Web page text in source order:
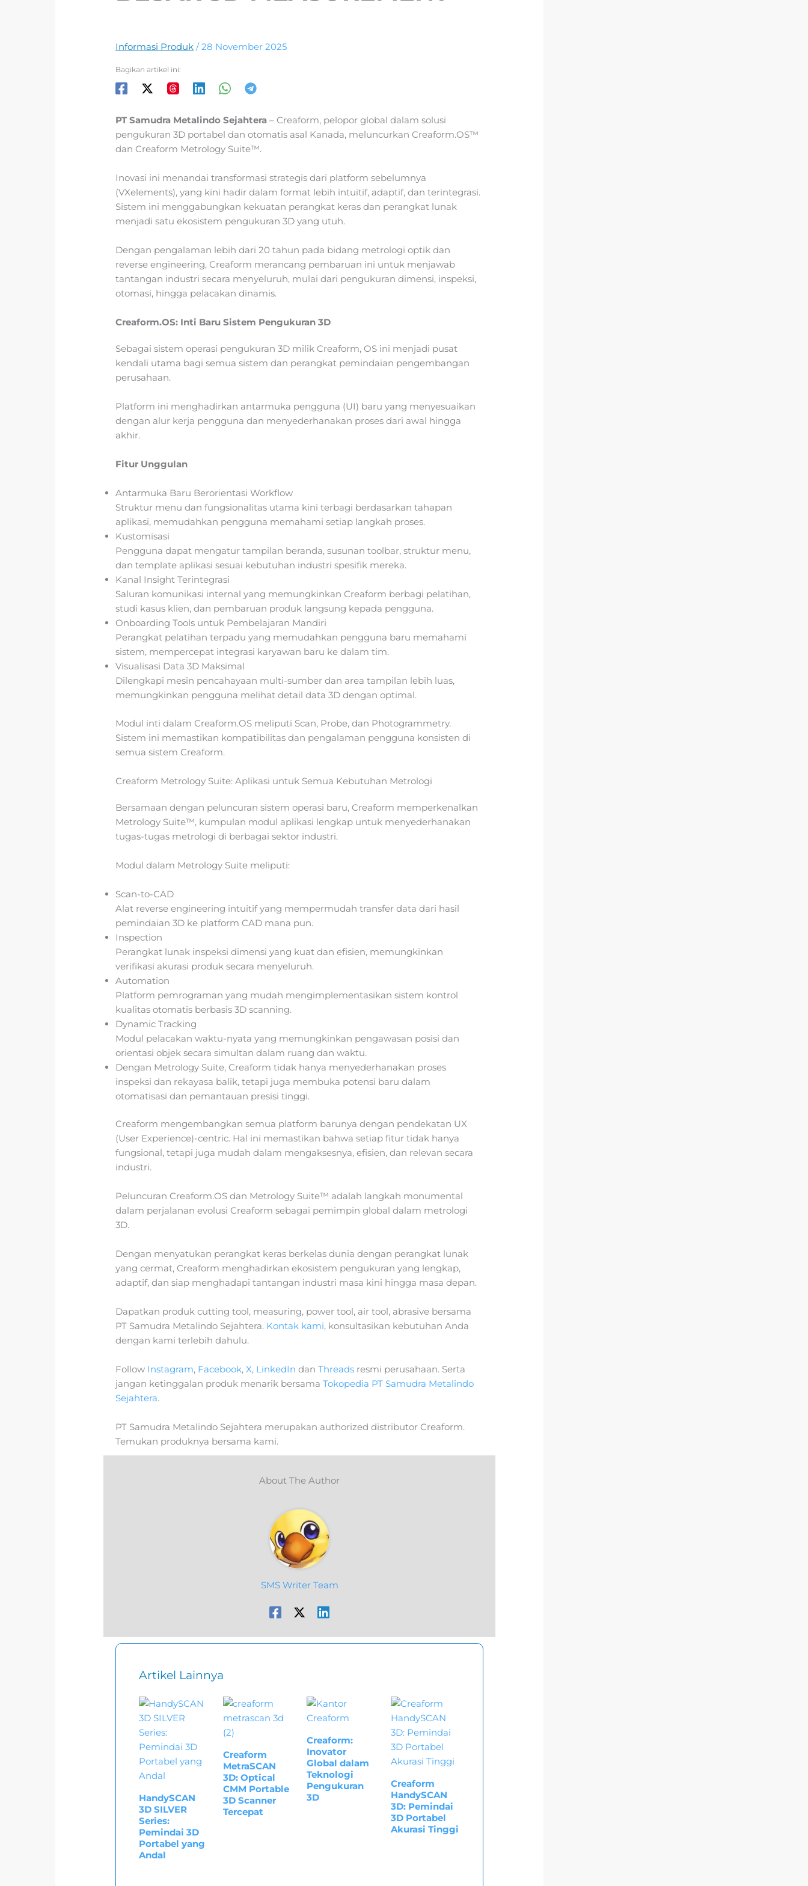
Informasi Produk /28 November 2025
Bagikan artikel ini:
PT Samudra Metalindo Sejahtera – Creaform, pelopor global dalam solusi
pengukuran 3D portabel dan otomatis asal Kanada, meluncurkan Creaform.OS™
dan Creaform Metrology Suite™.
Inovasi ini menandai transformasi strategis dari platform sebelumnya
(VXelements), yang kini hadir dalam format lebih intuitif, adaptif, dan terintegrasi.
Sistem ini menggabungkan kekuatan perangkat keras dan perangkat lunak
menjadi satu ekosistem pengukuran 3D yang utuh.
Dengan pengalaman lebih dari 20 tahun pada bidang metrologi optik dan
reverse engineering, Creaform merancang pembaruan ini untuk menjawab
tantangan industri secara menyeluruh, mulai dari pengukuran dimensi, inspeksi,
otomasi, hingga pelacakan dinamis.
Creaform.OS: Inti Baru Sistem Pengukuran 3D
Sebagai sistem operasi pengukuran 3D milik Creaform, OS ini menjadi pusat
kendali utama bagi semua sistem dan perangkat pemindaian pengembangan
perusahaan.
Platform ini menghadirkan antarmuka pengguna (UI) baru yang menyesuaikan
dengan alur kerja pengguna dan menyederhanakan proses dari awal hingga
akhir.
Fitur Unggulan
Antarmuka Baru Berorientasi Workflow
Struktur menu dan fungsionalitas utama kini terbagi berdasarkan tahapan
aplikasi, memudahkan pengguna memahami setiap langkah proses.
Kustomisasi
Pengguna dapat mengatur tampilan beranda, susunan toolbar, struktur menu,
dan template aplikasi sesuai kebutuhan industri spesifik mereka.
Kanal Insight Terintegrasi
Saluran komunikasi internal yang memungkinkan Creaform berbagi pelatihan,
studi kasus klien, dan pembaruan produk langsung kepada pengguna.
Onboarding Tools untuk Pembelajaran Mandiri
Perangkat pelatihan terpadu yang memudahkan pengguna baru memahami
sistem, mempercepat integrasi karyawan baru ke dalam tim.
Visualisasi Data 3D Maksimal
Dilengkapi mesin pencahayaan multi-sumber dan area tampilan lebih luas,
memungkinkan pengguna melihat detail data 3D dengan optimal.
Modul inti dalam Creaform.OS meliputi Scan, Probe, dan Photogrammetry.
Sistem ini memastikan kompatibilitas dan pengalaman pengguna konsisten di
semua sistem Creaform.
Creaform Metrology Suite: Aplikasi untuk Semua Kebutuhan Metrologi
Bersamaan dengan peluncuran sistem operasi baru, Creaform memperkenalkan
Metrology Suite™, kumpulan modul aplikasi lengkap untuk menyederhanakan
tugas-tugas metrologi di berbagai sektor industri.
Modul dalam Metrology Suite meliputi:
Scan-to-CAD
Alat reverse engineering intuitif yang mempermudah transfer data dari hasil
pemindaian 3D ke platform CAD mana pun.
Inspection
Perangkat lunak inspeksi dimensi yang kuat dan efisien, memungkinkan
verifikasi akurasi produk secara menyeluruh.
Automation
Platform pemrograman yang mudah mengimplementasikan sistem kontrol
kualitas otomatis berbasis 3D scanning.
Dynamic Tracking
Modul pelacakan waktu-nyata yang memungkinkan pengawasan posisi dan
orientasi objek secara simultan dalam ruang dan waktu.
Dengan Metrology Suite, Creaform tidak hanya menyederhanakan proses
inspeksi dan rekayasa balik, tetapi juga membuka potensi baru dalam
otomatisasi dan pemantauan presisi tinggi.
Creaform mengembangkan semua platform barunya dengan pendekatan UX
(User Experience)-centric. Hal ini memastikan bahwa setiap fitur tidak hanya
fungsional, tetapi juga mudah dalam mengaksesnya, efisien, dan relevan secara
industri.
Peluncuran Creaform.OS dan Metrology Suite™ adalah langkah monumental
dalam perjalanan evolusi Creaform sebagai pemimpin global dalam metrologi
3D.
Dengan menyatukan perangkat keras berkelas dunia dengan perangkat lunak
yang cermat, Creaform menghadirkan ekosistem pengukuran yang lengkap,
adaptif, dan siap menghadapi tantangan industri masa kini hingga masa depan.
Dapatkan produk cutting tool, measuring, power tool, air tool, abrasive bersama
PT Samudra Metalindo Sejahtera. Kontak kami, konsultasikan kebutuhan Anda
dengan kami terlebih dahulu.
Follow Instagram, Facebook,X, LinkedIndanThreads resmi perusahaan. Serta
jangan ketinggalan produk menarik bersamaTokopedia PT Samudra Metalindo
Sejahtera.
PT Samudra Metalindo Sejahtera merupakan authorized distributor Creaform.
Temukan produknya bersama kami.
About The Author
SMS Writer Team
Artikel Lainnya
HandySCAN
3D SILVER
Series:
Pemindai 3D
Portabel yang
Andal
Creaform
MetraSCAN
3D: Optical
CMM Portable
3D Scanner
Tercepat
Creaform:
Inovator
Global dalam
Teknologi
Pengukuran
3D
Creaform
HandySCAN
3D: Pemindai
3D Portabel
Akurasi Tinggi